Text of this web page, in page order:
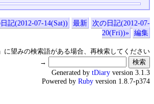
記(2012-07-14(Sat)) 最新
次の日記(2012-07-
20(Fri))»
編集
に望みの検索語がある場合、再検索してください
→
Generated by tDiary version 3.1.3
Powered by Ruby version 1.8.7-p374